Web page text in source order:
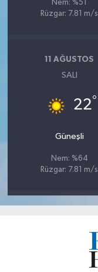
Nem: %51
Rüzgar: 7.81 m/s
11 AĞUSTOS
SALI
22°
Güneşli
Nem: %64
Rüzgar: 7.81 m/s